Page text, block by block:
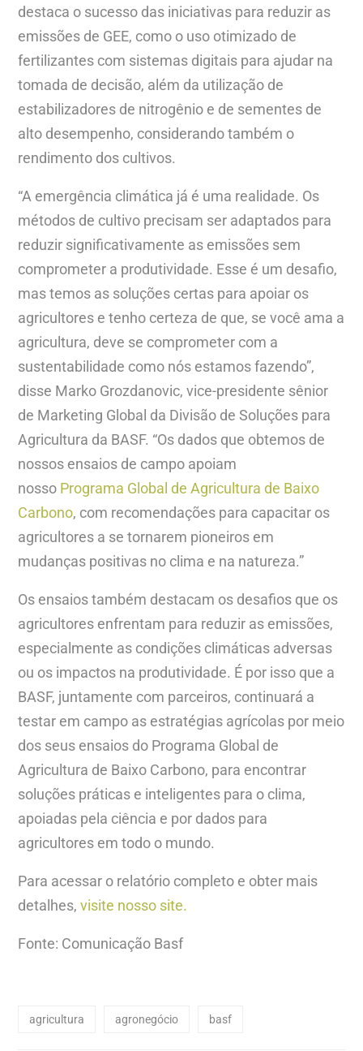
destaca o sucesso das iniciativas para reduzir as
emissões de GEE, como o uso otimizado de
fertilizantes com sistemas digitais para ajudar na
tomada de decisão, além da utilização de
estabilizadores de nitrogênio e de sementes de
alto desempenho, considerando também o
rendimento dos cultivos.
“A emergência climática já é uma realidade. Os
métodos de cultivo precisam ser adaptados para
reduzir significativamente as emissões sem
comprometer a produtividade. Esse é um desafio,
mas temos as soluções certas para apoiar os
agricultores e tenho certeza de que, se você ama a
agricultura, deve se comprometer com a
sustentabilidade como nós estamos fazendo”,
disse Marko Grozdanovic, vice-presidente sênior
de Marketing Global da Divisão de Soluções para
Agricultura da BASF. “Os dados que obtemos de
nossos ensaios de campo apoiam
nosso Programa Global de Agricultura de Baixo
Carbono, com recomendações para capacitar os
agricultores a se tornarem pioneiros em
mudanças positivas no clima e na natureza.”
Os ensaios também destacam os desafios que os
agricultores enfrentam para reduzir as emissões,
especialmente as condições climáticas adversas
ou os impactos na produtividade. É por isso que a
BASF, juntamente com parceiros, continuará a
testar em campo as estratégias agrícolas por meio
dos seus ensaios do Programa Global de
Agricultura de Baixo Carbono, para encontrar
soluções práticas e inteligentes para o clima,
apoiadas pela ciência e por dados para
agricultores em todo o mundo.
Para acessar o relatório completo e obter mais
detalhes,visite nosso site.
Fonte: Comunicação Basf
agricultura agronegócio basf